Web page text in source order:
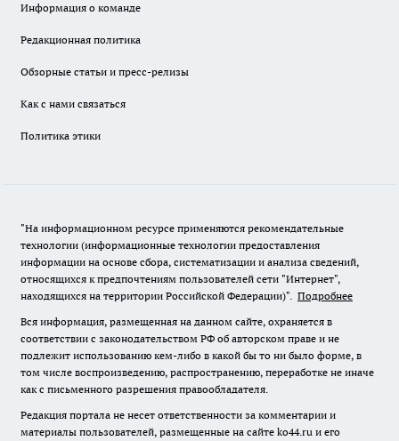
Информация о команде
Редакционная политика
Обзорные статьи и пресс-релизы
Как с нами связаться
Политика этики
"На информационном ресурсе применяются рекомендательные
технологии (информационные технологии предоставления
информации на основе сбора, систематизации и анализа сведений,
относящихся к предпочтениям пользователей сети "Интернет",
находящихся на территории Российской Федерации)". Подробнее
Вся информация, размещенная на данном сайте, охраняется в
соответствии с законодательством РФ об авторском праве и не
подлежит использованию кем-либо в какой бы то ни было форме, в
том числе воспроизведению, распространению, переработке не иначе
как с письменного разрешения правообладателя.
Редакция портала не несет ответственности за комментарии и
материалы пользователей, размещенные на сайте ko44.ru и его